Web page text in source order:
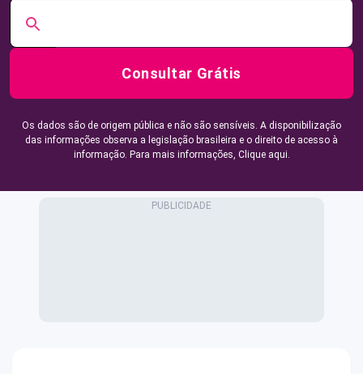
Consultar Grátis
Os dados são de origem pública e não são sensíveis. A disponibilização
das informações observa a legislação brasileira e o direito de acesso à
informação. Para mais informações, Clique aqui.